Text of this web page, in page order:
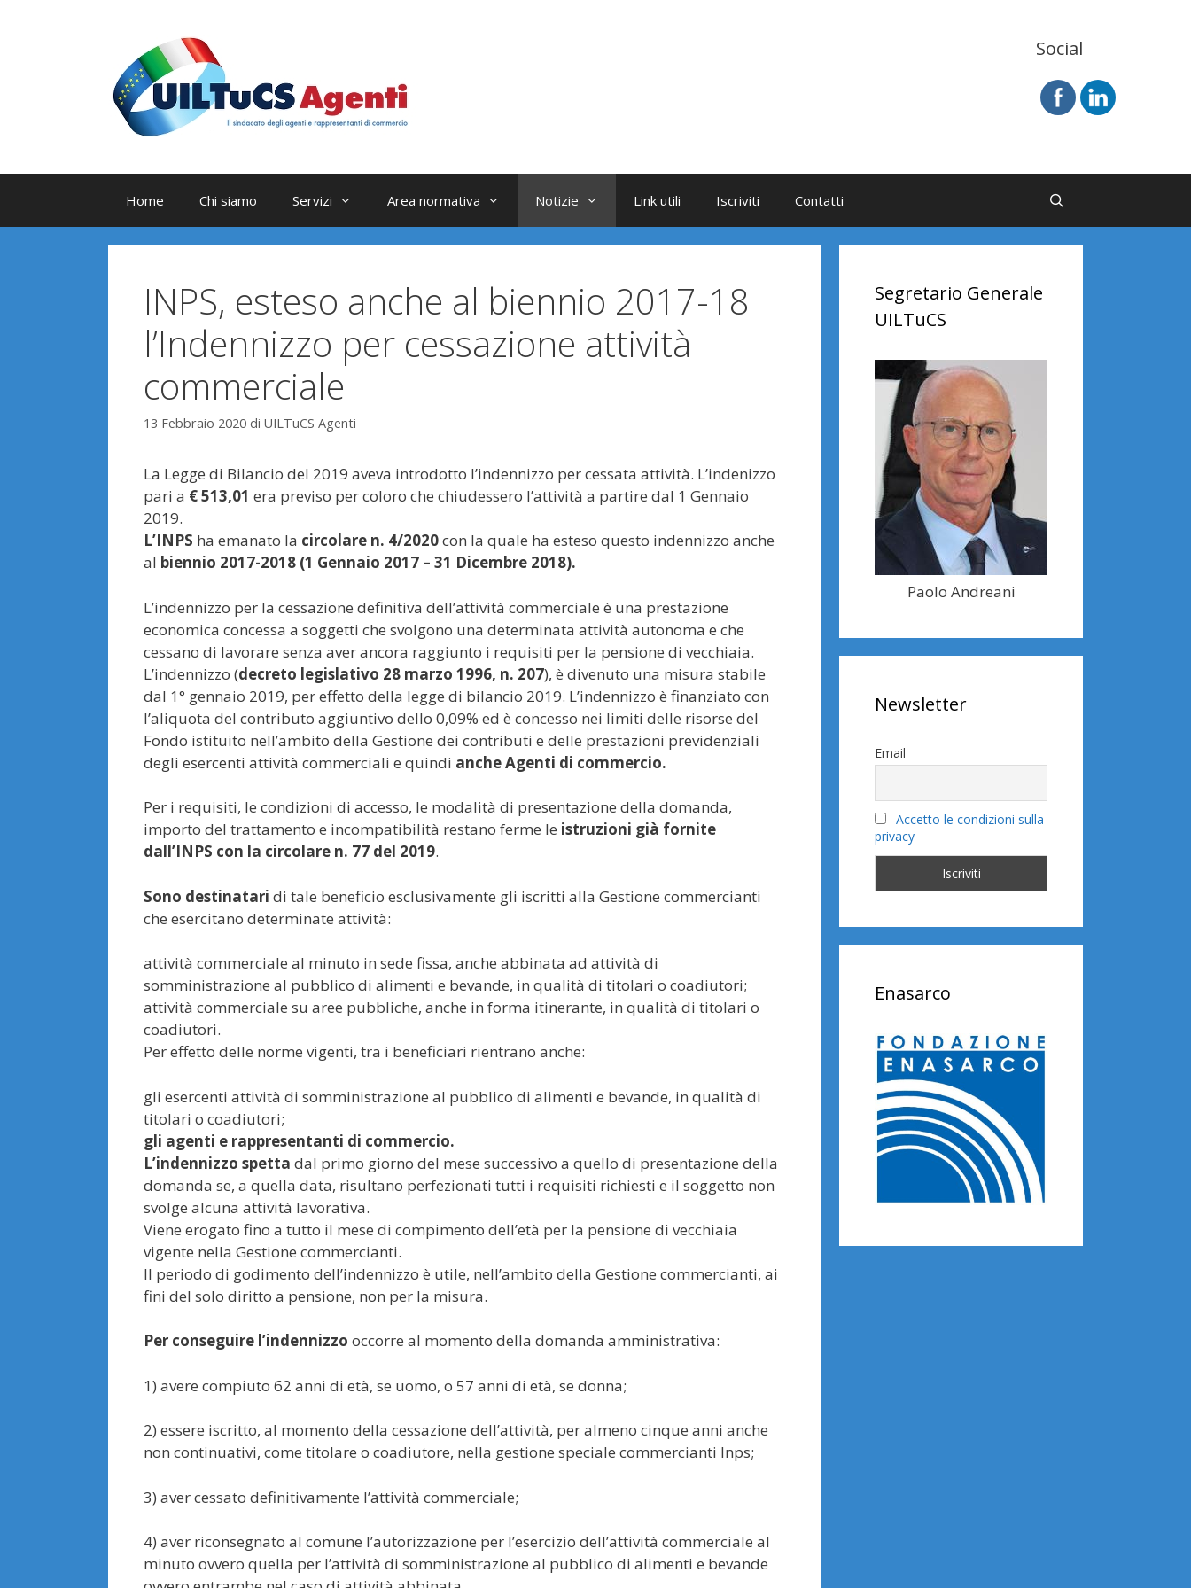
Social
Home Chi siamo Servizi Area normativa Notizie Link utili Iscriviti Contatti
INPS, esteso anche al biennio 2017-18
l’Indennizzo per cessazione attività
commerciale
13 Febbraio 2020 di UILTuCS Agenti
La Legge di Bilancio del 2019 aveva introdotto l’indennizzo per cessata attività. L’indenizzo
pari a € 513,01 era previso per coloro che chiudessero l’attività a partire dal 1 Gennaio
2019.
L’INPS ha emanato la circolare n. 4/2020con la quale ha esteso questo indennizzo anche
al biennio 2017-2018 (1 Gennaio 2017 – 31 Dicembre 2018).
L’indennizzo per la cessazione definitiva dell’attività commerciale è una prestazione
economica concessa a soggetti che svolgono una determinata attività autonoma e che
cessano di lavorare senza aver ancora raggiunto i requisiti per la pensione di vecchiaia.
L’indennizzo (decreto legislativo 28 marzo 1996, n. 207), è divenuto una misura stabile
dal 1° gennaio 2019, per effetto della legge di bilancio 2019. L’indennizzo è finanziato con
l’aliquota del contributo aggiuntivo dello 0,09% ed è concesso nei limiti delle risorse del
Fondo istituito nell’ambito della Gestione dei contributi e delle prestazioni previdenziali
degli esercenti attività commerciali e quindi anche Agenti di commercio.
Per i requisiti, le condizioni di accesso, le modalità di presentazione della domanda,
importo del trattamento e incompatibilità restano ferme le istruzioni già fornite
dall’INPS con la circolare n. 77 del 2019.
Sono destinatari di tale beneficio esclusivamente gli iscritti alla Gestione commercianti
che esercitano determinate attività:
attività commerciale al minuto in sede fissa, anche abbinata ad attività di
somministrazione al pubblico di alimenti e bevande, in qualità di titolari o coadiutori;
attività commerciale su aree pubbliche, anche in forma itinerante, in qualità di titolari o
coadiutori.
Per effetto delle norme vigenti, tra i beneficiari rientrano anche:
gli esercenti attività di somministrazione al pubblico di alimenti e bevande, in qualità di
titolari o coadiutori;
gli agenti e rappresentanti di commercio.
L’indennizzo spetta dal primo giorno del mese successivo a quello di presentazione della
domanda se, a quella data, risultano perfezionati tutti i requisiti richiesti e il soggetto non
svolge alcuna attività lavorativa.
Viene erogato fino a tutto il mese di compimento dell’età per la pensione di vecchiaia
vigente nella Gestione commercianti.
Il periodo di godimento dell’indennizzo è utile, nell’ambito della Gestione commercianti, ai
fini del solo diritto a pensione, non per la misura.
Per conseguire l’indennizzo occorre al momento della domanda amministrativa:
1) avere compiuto 62 anni di età, se uomo, o 57 anni di età, se donna;
2) essere iscritto, al momento della cessazione dell’attività, per almeno cinque anni anche
non continuativi, come titolare o coadiutore, nella gestione speciale commercianti Inps;
3) aver cessato definitivamente l’attività commerciale;
4) aver riconsegnato al comune l’autorizzazione per l’esercizio dell’attività commerciale al
minuto ovvero quella per l’attività di somministrazione al pubblico di alimenti e bevande
Segretario Generale
UILTuCS
Paolo Andreani
Newsletter
Email
Accetto le condizioni sulla
privacy
Enasarco